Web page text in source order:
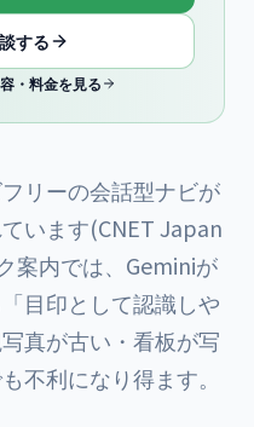
する
・料金を見る
リーの会話型ナビが
います(CNET Japan
案内では、Geminiが
目印として認識しや
真が古い・看板が写
不利になり得ます。